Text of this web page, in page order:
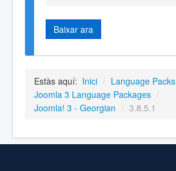
Baixar ara
Estàs aquí: Inici / Language Packs
Joomla 3 Language Packages /
Joomla! 3 - Georgian / 3.8.5.1